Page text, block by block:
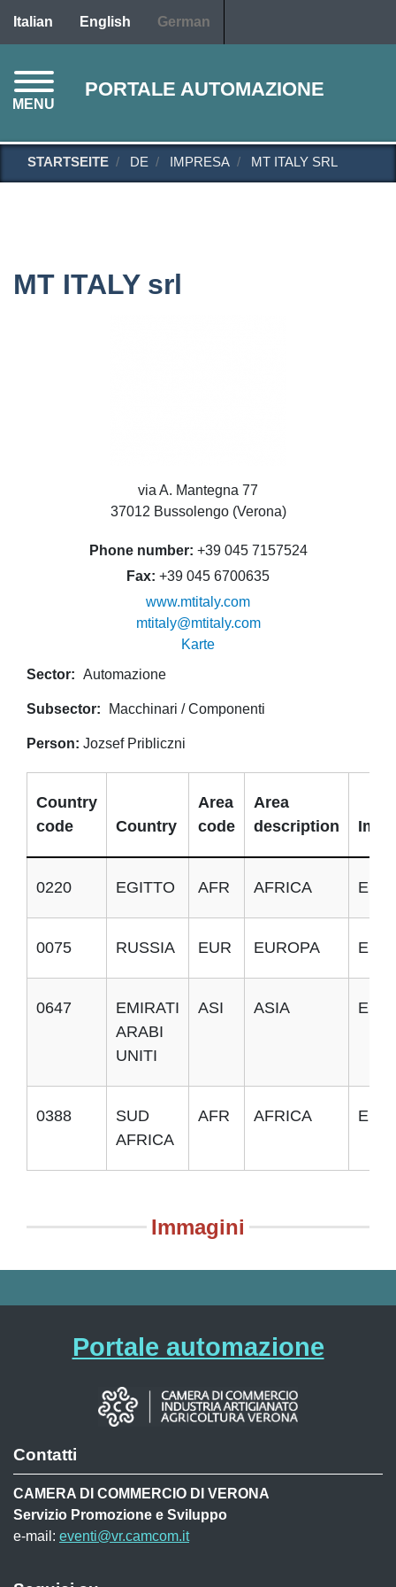
Italian English German
PORTALE AUTOMAZIONE
MENU
STARTSEITE DE IMPRESA MT ITALY SRL
MT ITALY srl
via A. Mantegna 77
37012 Bussolengo (Verona)
Phone number +39 045 7157524
Fax +39 045 6700635
www.mtitaly.com
mtitaly@mtitaly.com
Karte
Sector
Automazione
Subsector Macchinari / Componenti
Person Jozsef Pribliczni
Country
code
Country
Area
code
Area
description
0220 EGITTO AFR AFRICA E
0075 RUSSIA EUR EUROPA E
0647
EMIRATI
ARABI
UNITI
ASI ASIA E
0388
SUD
AFRICA
AFR AFRICA E
Immagini
Portale automazione
Contatti
CAMERA DI COMMERCIO DI VERONA
Servizio Promozione e Sviluppo
e-mail: eventi@vr.camcom.it